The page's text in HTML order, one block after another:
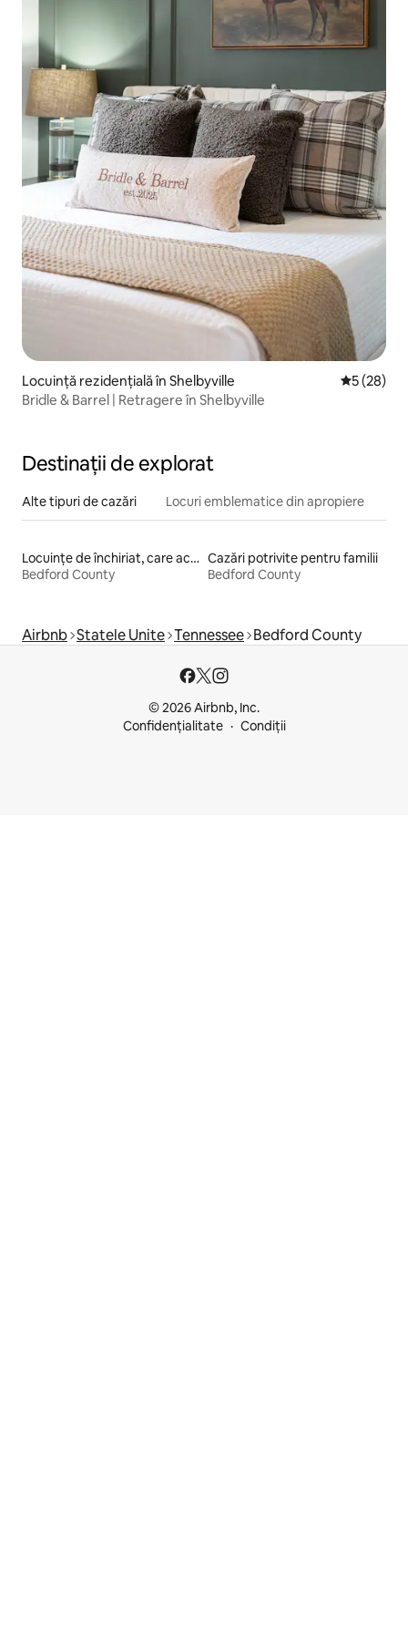
Locuință rezidențială în Shelbyville Scor
5 (28)
Bridle & Barrel | Retragere în Shelbyville
Destinații de explorat
Alte tipuri de cazări Locuri emblematice din apropiere
Locuințe de închiriat, care acceptă animale de companie
Bedford County
Cazări potrivite pentru familii
Bedford County
Airbnb Statele Unite Tennessee Bedford County
© 2026 Airbnb, Inc.
Confidențialitate
Condiții